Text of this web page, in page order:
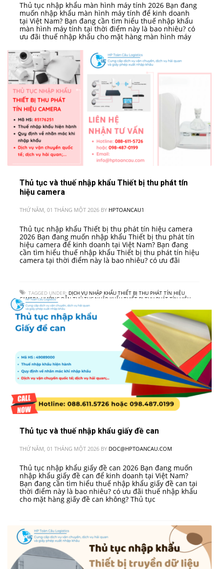
Thủ tục nhập khẩu màn hình máy tính 2026 Bạn đang
muốn nhập khẩu màn hình máy tính để kinh doanh
tại Việt Nam? Bạn đang cần tìm hiểu thuế nhập khẩu
màn hình máy tính tại thời điểm này là bao nhiêu? có
ưu đãi thuế nhập khẩu cho mặt hàng màn hình máy
Thủ tục và thuế nhập khẩu Thiết bị thu phát tín
hiệu camera
THỨ NĂM, 01 THÁNG MỘT 2026 BY HPTOANCAU1
Thủ tục nhập khẩu Thiết bị thu phát tín hiệu camera
2026 Bạn đang muốn nhập khẩu Thiết bị thu phát tín
hiệu camera để kinh doanh tại Việt Nam? Bạn đang
cần tìm hiểu thuế nhập khẩu Thiết bị thu phát tín hiệu
camera tại thời điểm này là bao nhiêu? có ưu đãi
TAGGED UNDER: DỊCH VỤ NHẬP KHẨU THIẾT BỊ THU PHÁT TÍN HIỆU
CAMERA,HƯỚNG DẪN THỦ TỤC NHẬP KHẨU THIẾT BỊ THU PHÁT TÍN HIỆU
CAMERA VÀO VIỆT NAM,QUY TRÌNH NHẬP KHẨU THIẾT BỊ THU PHÁT TÍN
HIỆU CAMERA
Thủ tục và thuế nhập khẩu giấy đề can
THỨ NĂM, 01 THÁNG MỘT 2026 BY DOC@HPTOANCAU.COM
Thủ tục nhập khẩu giấy đề can 2026 Bạn đang muốn
nhập khẩu giấy đề can để kinh doanh tại Việt Nam?
Bạn đang cần tìm hiểu thuế nhập khẩu giấy đề can tại
thời điểm này là bao nhiêu? có ưu đãi thuế nhập khẩu
cho mặt hàng giấy đề can không? Thủ tục
TAGGED UNDER: DỊCH VỤ NHẬP KHẨU GIẤY ĐỀ CAN
HƯỠNG DẪN THỦ
TỤC NHẬP KHẨU GIẤY ĐỀ CAN,QUY TRÌNH NHẬP KHẨU GIẤY ĐỀ CAN